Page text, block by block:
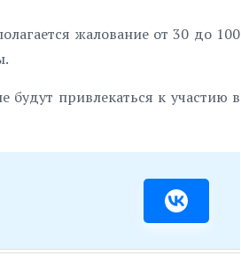
жалование от 30 до 100
привлекаться к участию в